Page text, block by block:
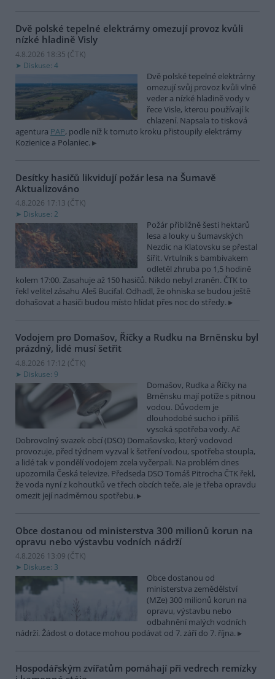
Dvě polské tepelné elektrárny omezují provoz kvůli
nízké hladině Visly
4.8.2026 18:35 (ČTK)
Diskuse: 4
Dvě polské tepelné elektrárny
omezují svůj provoz kvůli vlně
veder a nízké hladině vody v
řece Visle, kterou používají k
chlazení. Napsala to tisková
agentura PAP, podle níž k tomuto kroku přistoupily elektrárny
Kozienice a Polaniec.
Desítky hasičů likvidují požár lesa na Šumavě
Aktualizováno
4.8.2026 17:13 (ČTK)
Diskuse: 2
Požár přibližně šesti hektarů
lesa a louky u šumavských
Nezdic na Klatovsku se přestal
šířit. Vrtulník s bambivakem
odletěl zhruba po 1,5 hodině
kolem 17:00. Zasahuje až 150 hasičů. Nikdo nebyl zraněn. ČTK to
řekl velitel zásahu Aleš Bucifal. Odhadl, že ohniska se budou ještě
dohašovat a hasiči budou místo hlídat přes noc do středy.
Vodojem pro Domašov, Říčky a Rudku na Brněnsku byl
prázdný, lidé musí šetřit
4.8.2026 17:12 (ČTK)
Diskuse: 9
Domašov, Rudka a Říčky na
Brněnsku mají potíže s pitnou
vodou. Důvodem je
dlouhodobé sucho i příliš
vysoká spotřeba vody. Ač
Dobrovolný svazek obcí (DSO) Domašovsko, který vodovod
provozuje, před týdnem vyzval k šetření vodou, spotřeba stoupla,
a lidé tak v pondělí vodojem zcela vyčerpali. Na problém dnes
upozornila Česká televize. Předseda DSO Tomáš Pitrocha ČTK řekl,
že voda nyní z kohoutků ve třech obcích teče, ale je třeba opravdu
omezit její nadměrnou spotřebu.
Obce dostanou od ministerstva 300 milionů korun na
opravu nebo výstavbu vodních nádrží
4.8.2026 13:09 (ČTK)
Diskuse: 3
Obce dostanou od
ministerstva zemědělství
(MZe) 300 milionů korun na
opravu, výstavbu nebo
odbahnění malých vodních
nádrží. Žádost o dotace mohou podávat od 7. září do 7. října.
Hospodářským zvířatům pomáhají při vedrech remízky